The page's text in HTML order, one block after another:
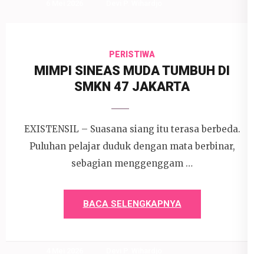
PERISTIWA
MIMPI SINEAS MUDA TUMBUH DI
SMKN 47 JAKARTA
EXISTENSIL – Suasana siang itu terasa berbeda.
Puluhan pelajar duduk dengan mata berbinar,
sebagian menggenggam …
BACA SELENGKAPNYA